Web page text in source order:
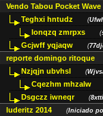
Vendo Tabou Pocket Wave
Teghxi hntudz (
Ionqzq zmrpxs (
Gcjwff yqjaqw (
reporte domingo ritoque
Nzjqjn ubvhsl (
Cqezhm mhzalw
Dsgczz iwneqr (8xtti
luderitz 2014 (Iniciado